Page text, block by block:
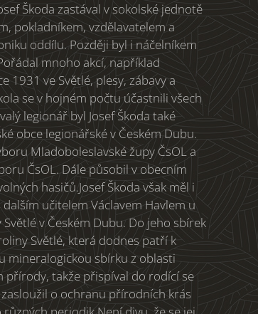
Škoda zastával v sokolské jednotě
pokladníkem, vzdělavatelem a
oddílu. Později byl i náčelníkem
mnoho akcí, například
1931 ve Světlé, plesy, zábavy a
se v hojném počtu účastnili všech
legionář byl Josef Škoda také
obce legionářské v Českém Dubu.
Mladoboleslavské župy ČsOL a
ČsOL. Dále působil v obecním
hasičů.Josef Škoda však měl i
učitelem Václavem Havlem u
v Českém Dubu. Do jeho sbírek
Světlé, která dodnes patří k
mineralogickou sbírku z oblasti
přírody, takže přispíval do rodící se
o ochranu přírodních krás